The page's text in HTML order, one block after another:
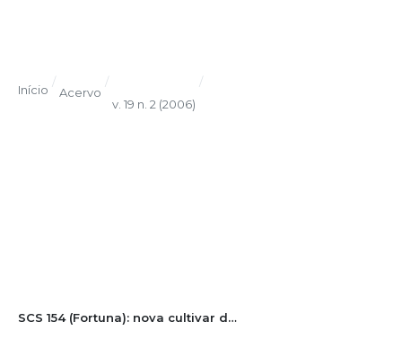
Início
/
Acervo
/
v. 19 n. 2 (2006)
/
SCS 154 (Fortuna): nova cultivar de milho de polinização aberta para agricultura familiar